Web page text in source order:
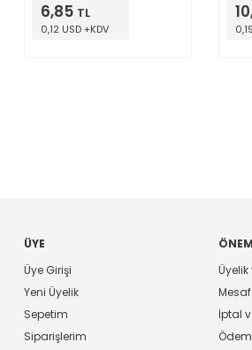
6,85 TL
0,12 USD +KDV
ÜYE
Üye Girişi
Yeni Üyelik
Sepetim
Siparişlerim
Üyelik
İptal